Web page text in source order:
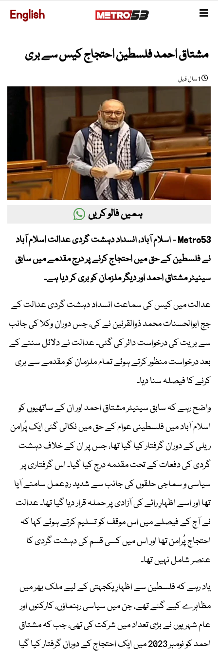
English
مشتاق احمد فلسطین احتجاج کیس سے بری
1 سال قبل
ہمیں فالو کریں
Metro53 - اسلام آباد، انسداد دہشت گردی عدالت اسلام آباد
نے فلسطین کے حق میں احتجاج کرنے پر درج مقدمے میں سابق
سینیٹر مشتاق احمد اور دیگر ملزمان کو بری کر دیا ہے۔
عدالت میں کیس کی سماعت انسداد دہشت گردی عدالت کے
جج ابوالحسنات محمد ذوالقرنین نے کی، جس دوران وکلا کی جانب
سے بریت کی درخواست دائر کی گئی۔ عدالت نے دلائل سننے کے
بعد درخواست منظور کرتے ہوئے تمام ملزمان کو مقدمے سے بری
کرنے کا فیصلہ سنا دیا۔
واضح رہے کہ سابق سینیٹر مشتاق احمد اور ان کے ساتھیوں کو
اسلام آباد میں فلسطینی عوام کے حق میں نکالی گئی ایک پُرامن
ریلی کے دوران گرفتار کیا گیا تھا، جس پر ان کے خلاف دہشت
گردی کی دفعات کے تحت مقدمہ درج کیا گیا۔ اس گرفتاری پر
سیاسی و سماجی حلقوں کی جانب سے شدید ردِعمل سامنے آیا
تھا اور اسے اظہارِ رائے کی آزادی پر حملہ قرار دیا گیا تھا۔ عدالت
نے آج کے فیصلے میں اس موقف کو تسلیم کرتے ہوئے کہا کہ
احتجاج پُرامن تھا اور اس میں کسی قسم کی دہشت گردی کا
عنصر شامل نہیں تھا۔
یاد رہے کہ فلسطین سے اظہارِ یکجہتی کے لیے ملک بھر میں
مظاہرے کیے گئے تھے، جن میں سیاسی رہنماؤں، کارکنوں اور
عام شہریوں نے بڑی تعداد میں شرکت کی تھی، جب کہ مشتاق
احمد کو نومبر 2023 میں ایک احتجاج کے دوران گرفتار کیا گیا